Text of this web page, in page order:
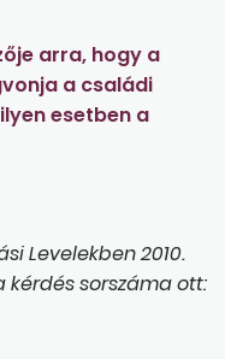
arra, hogy a
a családi
esetben a
Levelekben 2010.
kérdés sorszáma ott: